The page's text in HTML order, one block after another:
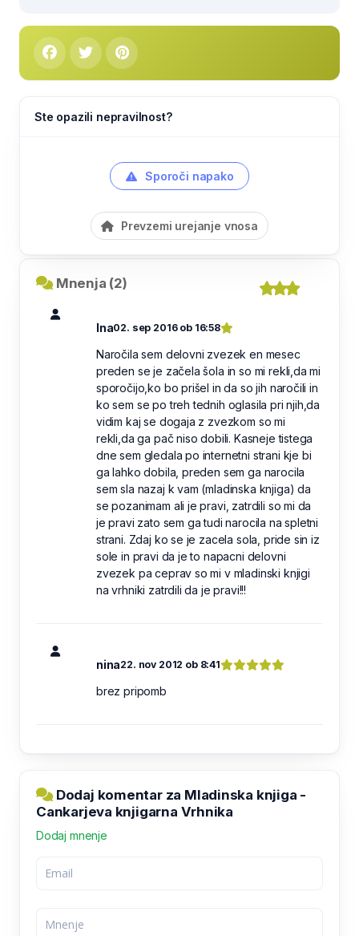
Ste opazili nepravilnost?
Sporoči napako
Prevzemi urejanje vnosa
Mnenja (2)
Ina02. sep 2016 ob 16:58
Naročila sem delovni zvezek en mesec
preden se je začela šola in so mi rekli,da mi
sporočijo,ko bo prišel in da so jih naročili in
ko sem se po treh tednih oglasila pri njih,da
vidim kaj se dogaja z zvezkom so mi
rekli,da ga pač niso dobili. Kasneje tistega
dne sem gledala po internetni strani kje bi
ga lahko dobila, preden sem ga narocila
sem sla nazaj k vam (mladinska knjiga) da
se pozanimam ali je pravi, zatrdili so mi da
je pravi zato sem ga tudi narocila na spletni
strani. Zdaj ko se je zacela sola, pride sin iz
sole in pravi da je to napacni delovni
zvezek pa ceprav so mi v mladinski knjigi
na vrhniki zatrdili da je pravi!!!
nina22. nov 2012 ob 8:41
brez pripomb
Dodaj komentar za Mladinska knjiga -
Cankarjeva knjigarna Vrhnika
Dodaj mnenje